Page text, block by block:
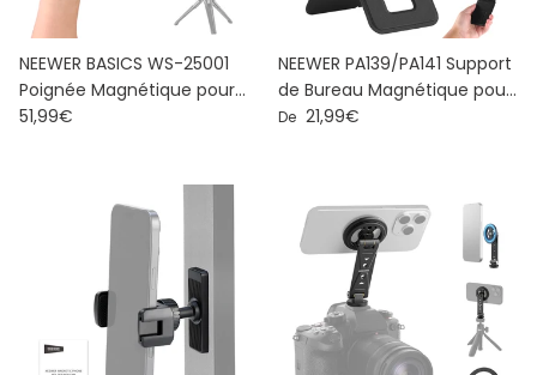
NEEWER BASICS WS-25001
Poignée Magnétique pour
appareil photo
Prix habituel
51,99€
NEEWER PA139/PA141 Support
de Bureau Magnétique pour
Téléphone Portable
Prix habituel
De 21,99€